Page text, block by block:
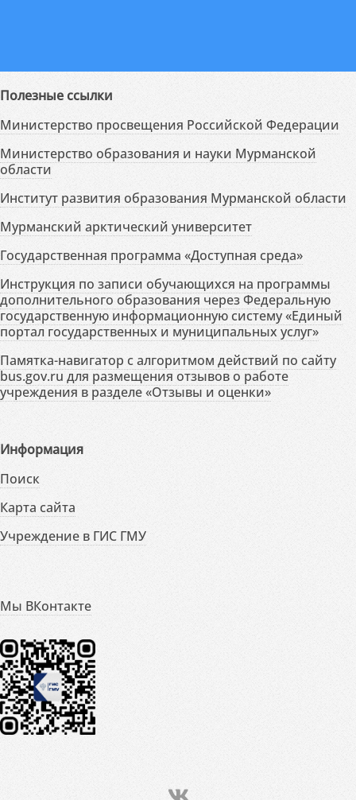
Полезные ссылки
Министерство просвещения Российской Федерации
Министерство образования и науки Мурманской
области
Институт развития образования Мурманской области
Мурманский арктический университет
Государственная программа «Доступная среда»
Инструкция по записи обучающихся на программы
дополнительного образования через Федеральную
государственную информационную систему «Единый
портал государственных и муниципальных услуг»
Памятка-навигатор с алгоритмом действий по сайту
bus.gov.ru для размещения отзывов о работе
учреждения в разделе «Отзывы и оценки»
Информация
Поиск
Карта сайта
Учреждение в ГИС ГМУ
Мы ВКонтакте